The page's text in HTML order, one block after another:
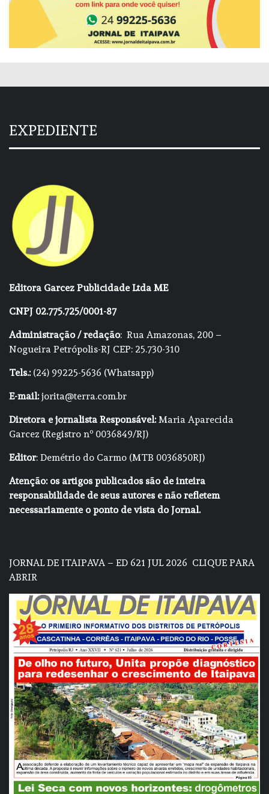
EXPEDIENTE
Editora Garcez Publicidade Ltda ME
CNPJ 02.775.725/0001-87
Administração / redação: Rua Amazonas, 200 –
Nogueira Petrópolis-RJ CEP: 25.730-310
Tels.:(24) 99225-5636 (Whatsapp)
E-mail:jorita@terra.com.br
Diretora e jornalista Responsável:Maria Aparecida
Garcez (Registro nº 0036849/RJ)
Editor: Demétrio do Carmo (MTB 0036850RJ)
Atenção: os artigos publicados são de inteira
responsabilidade de seus autores e não refletem
necessariamente o ponto de vista do Jornal.
JORNAL DE ITAIPAVA – ED 621 JUL 2026 CLIQUE PARA
ABRIR